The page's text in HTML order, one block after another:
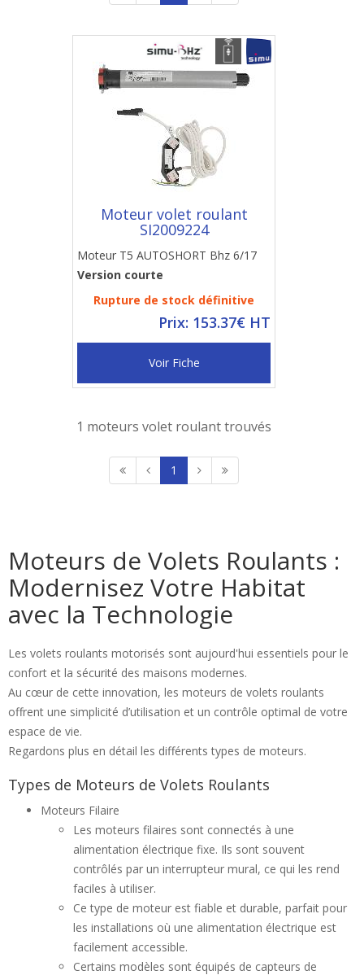
Moteur volet roulant
SI2009224
Moteur T5 AUTOSHORT Bhz 6/17
Version courte
Rupture de stock définitive
Prix: 153.37€ HT
Voir Fiche
1 moteurs volet roulant trouvés
1
Moteurs de Volets Roulants :
Modernisez Votre Habitat
avec la Technologie
Les volets roulants motorisés sont aujourd'hui essentiels pour le
confort et la sécurité des maisons modernes.
Au cœur de cette innovation, les moteurs de volets roulants
offrent une simplicité d’utilisation et un contrôle optimal de votre
espace de vie.
Regardons plus en détail les différents types de moteurs.
Types de Moteurs de Volets Roulants
Moteurs Filaire
Les moteurs filaires sont connectés à une
alimentation électrique fixe. Ils sont souvent
contrôlés par un interrupteur mural, ce qui les rend
faciles à utiliser.
Ce type de moteur est fiable et durable, parfait pour
les installations où une alimentation électrique est
facilement accessible.
Certains modèles sont équipés de capteurs de